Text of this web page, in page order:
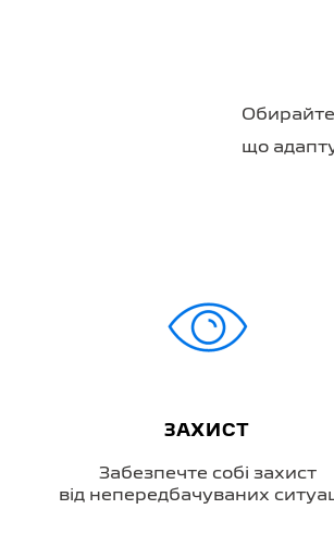
Обирайте
що
ПЕРЕДБАЧУВАНІСТЬ
Плануйте свої витрати без
яких неочікуваних